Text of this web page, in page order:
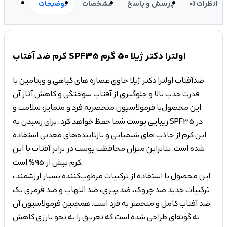
توضیحات مشخصات پرسش و پاسخ نظرات (0)
کرم ضد آفتاب SPF35 اولترا دکتر ژیلا 50 گرم
ضدآفتاب اولترا دکتر ژیلا حاوی عصاره های گیاهی و ویتامین با
قدرت جذب بالا و جلوگیری از آفتاب سوختگی و کاهش آثار آن
این محصول با فرمولاسیون منحصربه فرد و متمایز، سلامت و
زیبایی پوست شما حفظ خواهد کرد. برای رسیدن به SPF35 در
این کرم از جاذب های شیمیایی و بازتابنده‌های معدنی استفاده
شده است. بنابراین میزان محافظت پوست در برابر آفتاب با این
کرم بیش از 95% است.
این محصول با استفاده از ترکیبات مرطوب‌کننده بسیار ارزشمند،
ترکیبات جدید ضد چروک، ضد پیری، ضد التهاب و ضد قرمزی یک
ضد آفتاب کامل و منحصر به فرد است. همچنین فرمولاسیون آن
به گونه‌ای طراحی شده است که تعریق را به نحو بارزی کاهش